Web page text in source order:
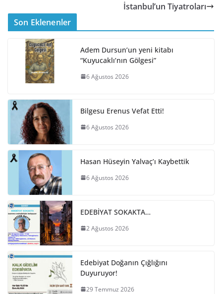
İstanbul’un Tiyatroları
Son Eklenenler
Adem Dursun’un yeni kitabı
“Kuyucaklı’nın Gölgesi”
6 Ağustos 2026
Bilgesu Erenus Vefat Etti!
6 Ağustos 2026
Hasan Hüseyin Yalvaç’ı Kaybettik
6 Ağustos 2026
EDEBİYAT SOKAKTA…
2 Ağustos 2026
Edebiyat Doğanın Çığlığını
Duyuruyor!
29 Temmuz 2026